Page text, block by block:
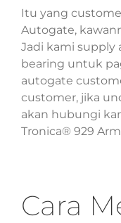
Itu yang
Autogate,
Jadi kami supply
bearing untuk
autogate
customer, jika
akan hubungi
Tronica® 929
Cara